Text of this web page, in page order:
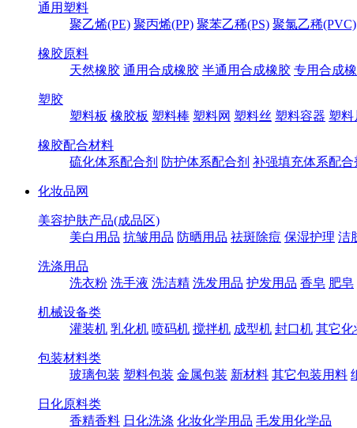
通用塑料
聚乙烯(PE) 聚丙烯(PP) 聚苯乙稀(PS) 聚氯乙稀(PVC)
橡胶原料
天然橡胶 通用合成橡胶 半通用合成橡胶 专用合成
塑胶
塑料板 橡胶板 塑料棒 塑料网 塑料丝 塑料容器 塑料
橡胶配合材料
硫化体系配合剂 防护体系配合剂 补强填充体系配合
化妆品网
美容护肤产品(成品区)
美白用品 抗皱用品 防晒用品 祛斑除痘 保湿护理 洁
洗涤用品
洗衣粉 洗手液 洗洁精 洗发用品 护发用品 香皂 肥皂
机械设备类
灌装机 乳化机 喷码机 搅拌机 成型机 封口机 其它化
包装材料类
玻璃包装 塑料包装 金属包装 新材料 其它包装用料
日化原料类
香精香料 日化洗涤 化妆化学用品 毛发用化学品